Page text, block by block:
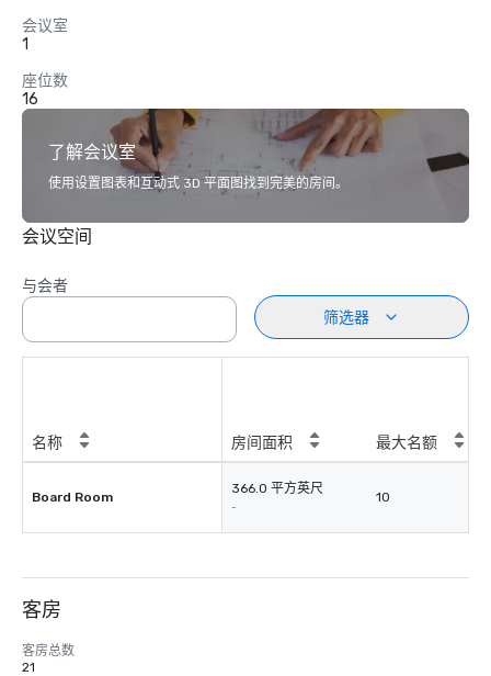
会议室
1
座位数
16
了解会议室
使用设置图表和互动式 3D 平面图找到完美的房间。
会议空间
与会者
筛选器
名称 房间面积 最大名额
Board Room
366.0 平方英尺
-
10
客房
客房总数
21